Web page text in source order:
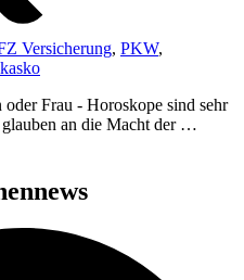
Versicherung, PKW,
Frau - Horoskope sind sehr
an die Macht der …